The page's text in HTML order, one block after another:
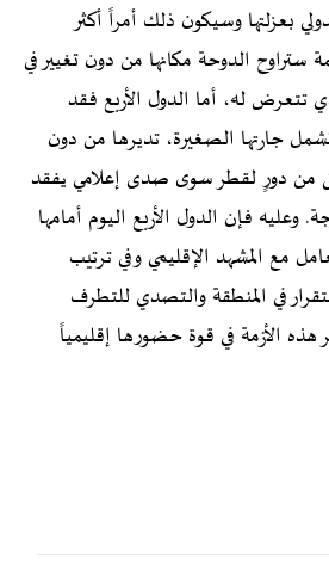
بعزلتها وسيكون ذلك أمراً أكثر
الدوحة مكانها من دون تغيير في
تتعرض له، أما الدول الأربع فقد
جارتها الصغيرة، تديرها من دون
من دورٍ لقطر سوى صدى إعلامي يفقد
فإن الدول الأربع اليوم أمامها
مع المشهد الإقليمي وفي ترتيب
في المنطقة والتصدي للتطرف
الأزمة في قوة حضورها إقليمياً